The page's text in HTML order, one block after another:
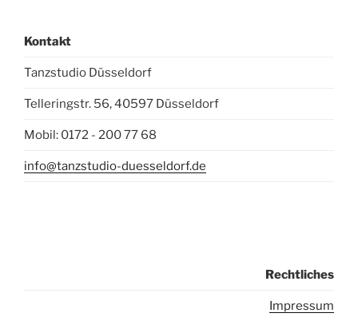
Kontakt
Tanzstudio Düsseldorf
Telleringstr. 56, 40597 Düsseldorf
Mobil: 0172 - 200 77 68
info@tanzstudio-duesseldorf.de
Rechtliches
Impressum